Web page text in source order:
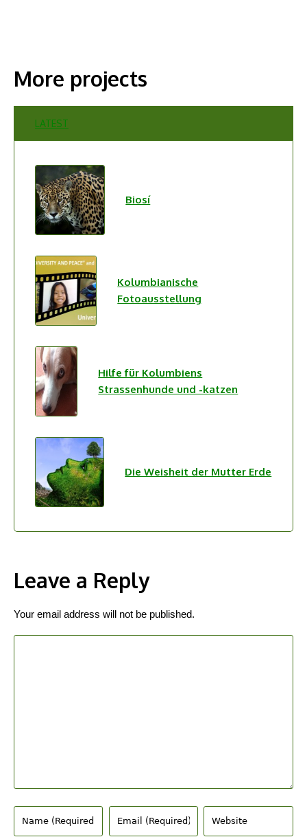
More projects
LATEST
Biosí
Kolumbianische
Fotoausstellung
Hilfe für Kolumbiens
Strassenhunde und -katzen
Die Weisheit der Mutter Erde
Leave a Reply
Your email address will not be published.